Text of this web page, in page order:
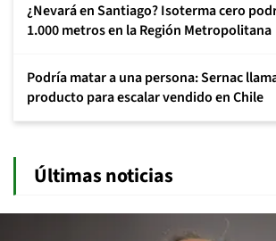
¿Nevará en Santiago? Isoterma cero
1.000 metros en la Región Metropolitana
Podría matar a una persona: Sernac
producto para escalar vendido en Chile
Últimas noticias